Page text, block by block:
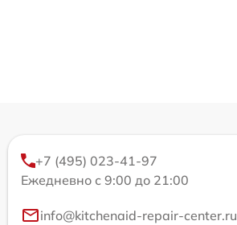
+7 (495) 023-41-97
Ежедневно с 9:00 до 21:00
info@kitchenaid-repair-center.ru